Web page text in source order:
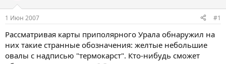
т
е
м
ы
а
л
1 Июн 2007 #1
Рассматривая карты приполярного Урала обнаружил на
них такие странные обозначения: желтые небольшие
овалы с надписью "термокарст". Кто-нибудь сможет